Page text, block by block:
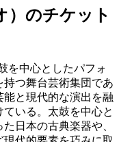
）のチケット
を中心としたパフォ
つ舞台芸術集団であ
能と現代的な演出を融
いる。太鼓を中心と
日本の古典楽器や、